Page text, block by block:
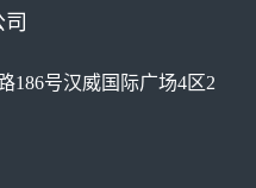
186号汉威国际广场4区2